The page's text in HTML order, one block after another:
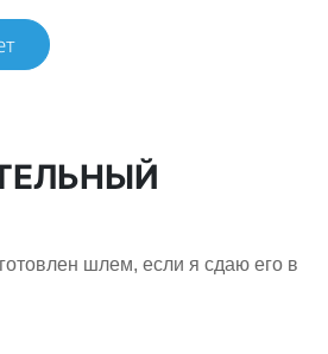
шлем, если я сдаю его в